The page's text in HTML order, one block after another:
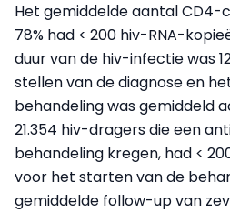
Het gemiddelde aantal CD4-
78% had < 200 hiv-RNA-
duur van de hiv-infectie was
stellen van de diagnose en
behandeling was gemiddeld
21.354 hiv-dragers die een
behandeling kregen, had <
voor het starten van de
gemiddelde follow-up van